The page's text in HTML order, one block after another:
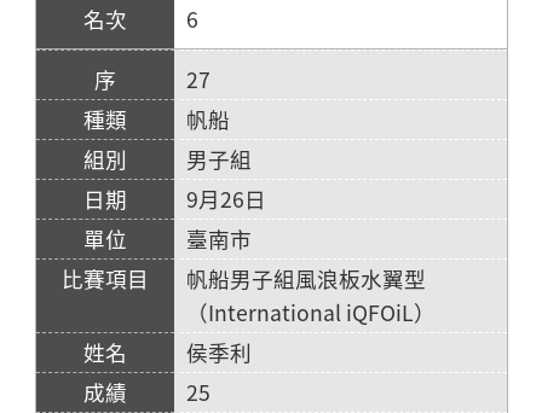
6
27
帆船
男子組
9月26日
臺南市
帆船男子組風浪板水翼型
（International iQFOiL）
侯季利
25